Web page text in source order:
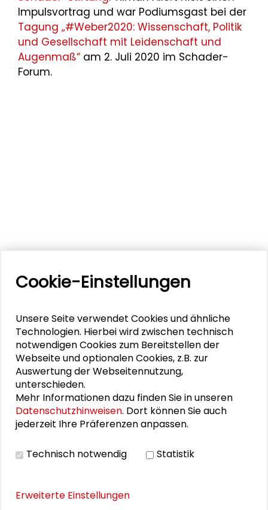
Impulsvortrag und war Podiumsgast bei der
Tagung „#Weber2020: Wissenschaft, Politik
und Gesellschaft mit Leidenschaft und
Augenmaß“ am 2. Juli 2020 im Schader-
Forum.
Personen im Kontext
Helmuth Berking
Wolfgang Bonß
Jürgen Kohl
Konstanze Senge
Christian Stegbauer
Andrea Maurer
Cookie-Einstellungen
Unsere Seite verwendet Cookies und ähnliche
Technologien. Hierbei wird zwischen technisch
notwendigen Cookies zum Bereitstellen der
Webseite und optionalen Cookies, z.B. zur
Auswertung der Webseitennutzung,
unterschieden.
Mehr Informationen dazu finden Sie in unseren
Datenschutzhinweisen. Dort können Sie auch
jederzeit Ihre Präferenzen anpassen.
Technisch notwendig Statistik
Erweiterte Einstellungen